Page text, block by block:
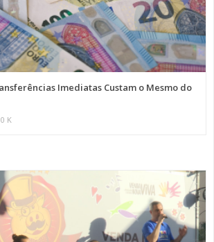
Imediatas Custam o Mesmo do
0 K